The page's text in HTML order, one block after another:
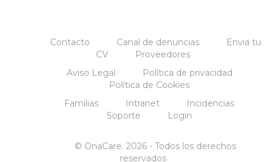
Contacto Canal de denuncias
Envia tu
CV
Proveedores
Aviso Legal
Política de privacidad
Política de Cookies
Familias
Intranet
Incidencias
Soporte
Login
© OnaCare. 2026 - Todos los derechos
reservados